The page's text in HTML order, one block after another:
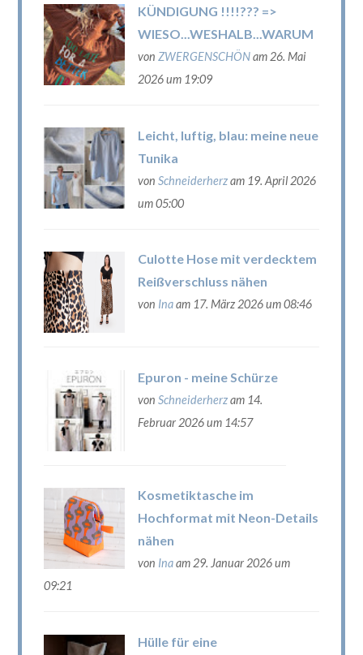
KÜNDIGUNG !!!!??? =>
WIESO...WESHALB...WARUM
von ZWERGENSCHÖNam 26. Mai
2026 um 19:09
Leicht, luftig, blau: meine neue
Tunika
von Schneiderherzam 19. April 2026
um 05:00
Culotte Hose mit verdecktem
Reißverschluss nähen
von Inaam 17. März 2026 um 08:46
Epuron - meine Schürze
von Schneiderherzam 14.
Februar 2026 um 14:57
Kosmetiktasche im
Hochformat mit Neon-Details
nähen
von Inaam 29. Januar 2026 um
09:21
Hülle für eine